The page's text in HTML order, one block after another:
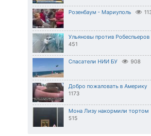
Розенбаум - Мариуполь
Ульяновы против Робеспьеров
451
Спасатели НИИ БУ 908
Добро пожаловать в Америку
1173
Мона Лизу накормили тортом
515